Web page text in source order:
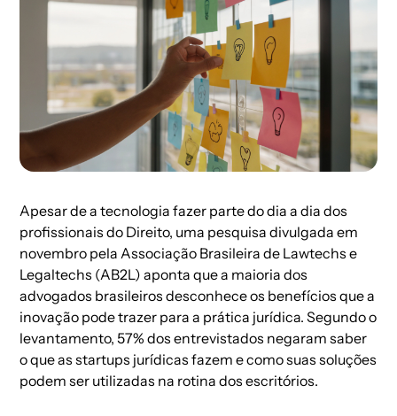
Apesar de a tecnologia fazer parte do dia a dia dos
profissionais do Direito, uma pesquisa divulgada em
novembro pelaAssociação Brasileira de Lawtechs e
Legaltechs (AB2L) aponta que a maioria dos
advogados brasileiros desconhece os benefícios que a
inovação pode trazer para a prática jurídica. Segundo o
levantamento, 57% dos entrevistados negaram saber
o que as startups jurídicas fazem e como suas soluções
podem ser utilizadas na rotina dos escritórios.